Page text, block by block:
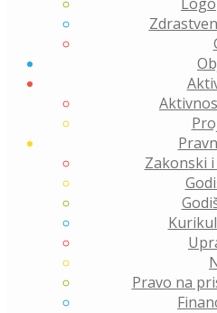
Zakonski
Pravo na